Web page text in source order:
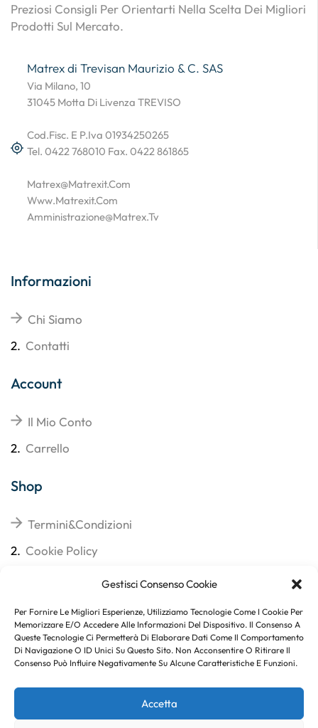
Gestisci Consenso Cookie
Per Fornire Le Migliori Esperienze, Utilizziamo Tecnologie Come I Cookie Per
Memorizzare E/o Accedere Alle Informazioni Del Dispositivo. Il Consenso A
Queste Tecnologie Ci Permetterà Di Elaborare Dati Come Il Comportamento
Di Navigazione O ID Unici Su Questo Sito. Non Acconsentire O Ritirare Il
Consenso Può Influire Negativamente Su Alcune Caratteristiche E Funzioni.
Accetta
Preziosi Consigli Per Orientarti Nella Scelta Dei Migliori
Prodotti Sul Mercato.
Matrex di Trevisan Maurizio & C. SAS
Via Milano, 10
31045 Motta Di Livenza TREVISO
Cod.Fisc. E P.Iva 01934250265
Tel. 0422 768010 Fax. 0422 861865
Matrex@matrexit.com
Www.matrexit.com
Amministrazione@matrex.tv
Informazioni
Chi Siamo
2. Contatti
Account
Il Mio Conto
2. Carrello
Shop
Termini&Condizioni
2. Cookie Policy